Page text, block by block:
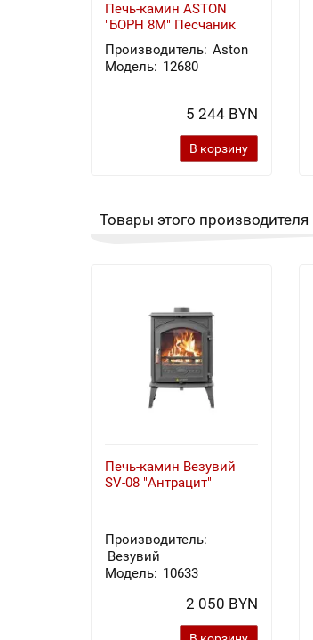
Печь-камин ASTON
"БОРН 8М" Песчаник
Производитель: Aston
Модель: 12680
5 244 BYN
В корзину
Товары этого производителя
Печь-камин Везувий
SV-08 "Антрацит"
Производитель:
Везувий
Модель: 10633
2 050 BYN